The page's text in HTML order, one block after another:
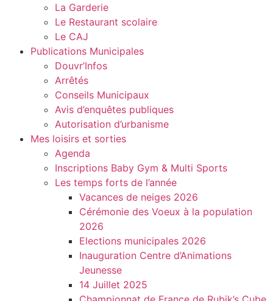
La Garderie
Le Restaurant scolaire
Le CAJ
Publications Municipales
Douvr’Infos
Arrêtés
Conseils Municipaux
Avis d’enquêtes publiques
Autorisation d’urbanisme
Mes loisirs et sorties
Agenda
Inscriptions Baby Gym & Multi Sports
Les temps forts de l’année
Vacances de neiges 2026
Cérémonie des Voeux à la population
2026
Elections municipales 2026
Inauguration Centre d’Animations
Jeunesse
14 Juillet 2025